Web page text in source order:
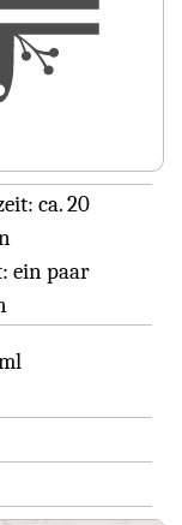
ca. 20
ein paar